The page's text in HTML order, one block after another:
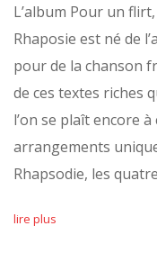
L’album Pour un
Rhaposie est né de
pour de la chanson
de ces textes riches
l’on se plaît encore
arrangements
Rhapsodie, les
lire plus